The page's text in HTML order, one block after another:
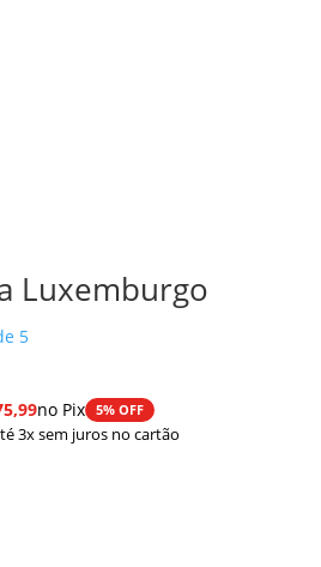
Luxemburgo
5
no Pix 5% OFF
3x sem juros no cartão